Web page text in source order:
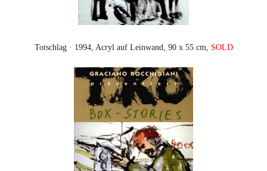
Totschlag · 1994, Acryl auf Leinwand, 90 x 55 cm, SOLD